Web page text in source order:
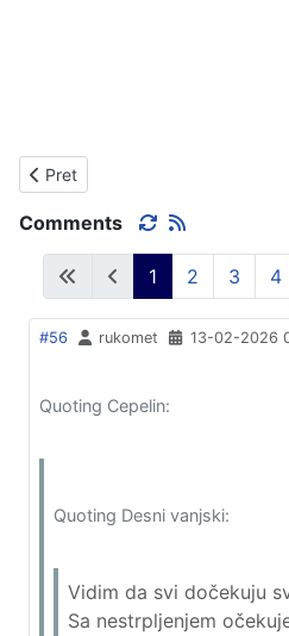
Prethodni članak: NOVO, NOVO,
Pret
Comments
1 2 3 4
#56 rukomet 13-02-2026
Quoting Cepelin:
Quoting Desni vanjski:
Vidim da svi dočekuju
Sa nestrpljenjem